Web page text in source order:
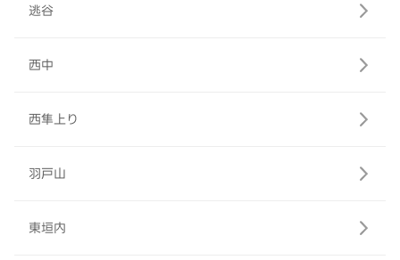
逃谷
西中
西隼上り
羽戸山
東垣内